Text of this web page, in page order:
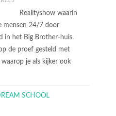
Realityshow waarin
mensen 24/7 door
in het Big Brother-huis.
de proef gesteld met
je als kijker ook